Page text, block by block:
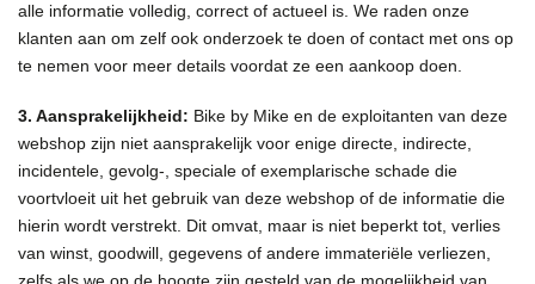
alle informatie volledig, correct of actueel is. We raden onze
klanten aan om zelf ook onderzoek te doen of contact met ons op
te nemen voor meer details voordat ze een aankoop doen.
3. Aansprakelijkheid: Bike by Mike en de exploitanten van deze
webshop zijn niet aansprakelijk voor enige directe, indirecte,
incidentele, gevolg-, speciale of exemplarische schade die
voortvloeit uit het gebruik van deze webshop of de informatie die
hierin wordt verstrekt. Dit omvat, maar is niet beperkt tot, verlies
van winst, goodwill, gegevens of andere immateriële verliezen,